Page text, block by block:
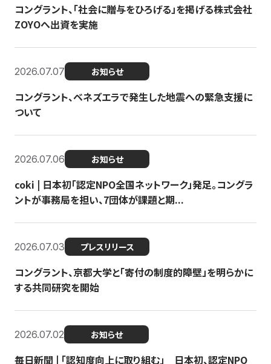
コングラント、「社会に贈与をひろげる」を掲げる株式会社
ZOYOへ出資を実施
2026.07.07 お知らせ
コングラント、ベネズエラで発生した地震への緊急支援に
ついて
2026.07.06 お知らせ
coki | 日本初「認定NPO全国ネットワーク」発足。コングラ
ントが事務局を担い、7団体が課題と期...
2026.07.03 プレスリリース
コングラント、京都大学と「寄付の制度的障壁」を明らかに
する共同研究を開始
2026.07.02 お知らせ
毎日新聞 | 「認知度向上に取り組む」 日本初、認定NPO